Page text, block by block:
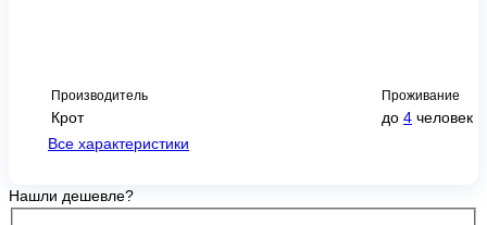
Производитель
Крот
Проживание
до 4 человек
Все характеристики
Нашли дешевле?